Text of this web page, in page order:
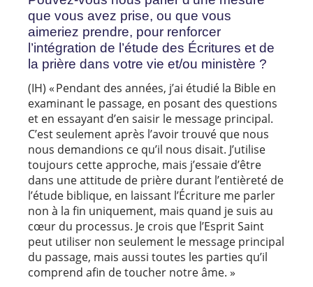
que vous avez prise, ou que vous
aimeriez prendre, pour renforcer
l’intégration de l’étude des Écritures et de
la prière dans votre vie et/ou ministère ?
(IH) « Pendant des années, j’ai étudié la Bible en
examinant le passage, en posant des questions
et en essayant d’en saisir le message principal.
C’est seulement après l’avoir trouvé que nous
nous demandions ce qu’il nous disait. J’utilise
toujours cette approche, mais j’essaie d’être
dans une attitude de prière durant l’entièreté de
l’étude biblique, en laissant l’Écriture me parler
non à la fin uniquement, mais quand je suis au
cœur du processus. Je crois que l’Esprit Saint
peut utiliser non seulement le message principal
du passage, mais aussi toutes les parties qu’il
comprend afin de toucher notre âme. »